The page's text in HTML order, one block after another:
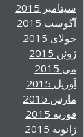
سپتامبر 2015
آگوست 2015
جولای 2015
ژوئن 2015
می 2015
آوریل 2015
مارس 2015
فوریه 2015
ژانویه 2015